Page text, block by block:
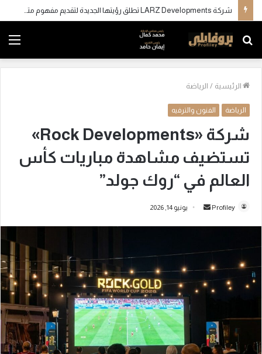
شركة LARZ Developments تطلق رؤيتها الجديدة لتقديم مفهوم متكامل للتطوير العقاري في مصر
بحث
عن
الرئيسية / الرياضة
الرياضة الفنون والترفيه
شركة «Rock Developments»
تستضيف مشاهدة مباريات كأس
العالم في “روك جولد”
Profiley
ل
يونيو 14, 2026